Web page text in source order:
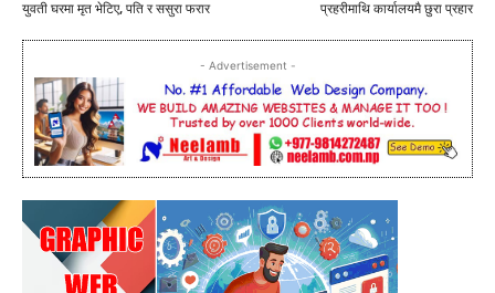
युवती घरमा मृत भेटिए, पति र ससुरा फरार प्रहरीमाथि कार्यालयमै छुरा प्रहार
- Advertisement -